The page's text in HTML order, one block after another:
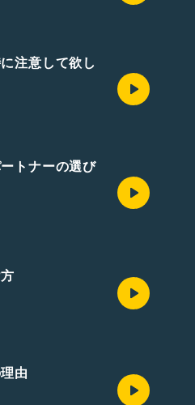
注意して欲し
トナーの選び
由